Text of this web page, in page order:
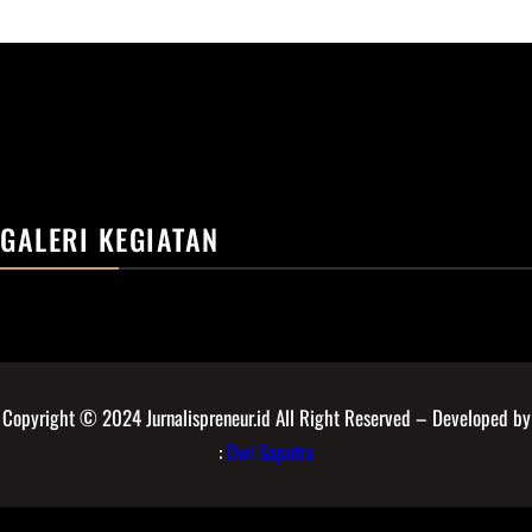
GALERI KEGIATAN
Copyright © 2024 Jurnalispreneur.id All Right Reserved – Developed by
: Dwi Saputra